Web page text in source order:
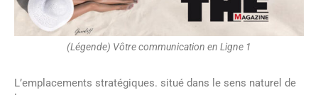
(Légende) Vôtre communication en Ligne 1
L’emplacements stratégiques. situé dans le sens naturel de